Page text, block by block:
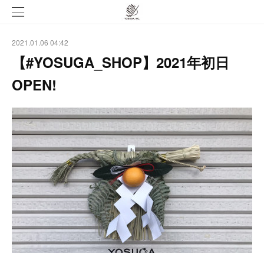
2021.01.06 04:42
【#YOSUGA_SHOP】2021年初日
OPEN!